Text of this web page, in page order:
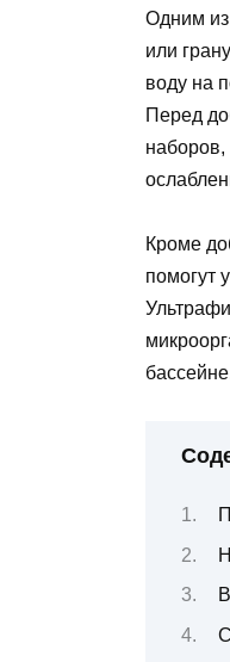
Одним из
или
воду на
Перед
наборов,
Кроме
помогут